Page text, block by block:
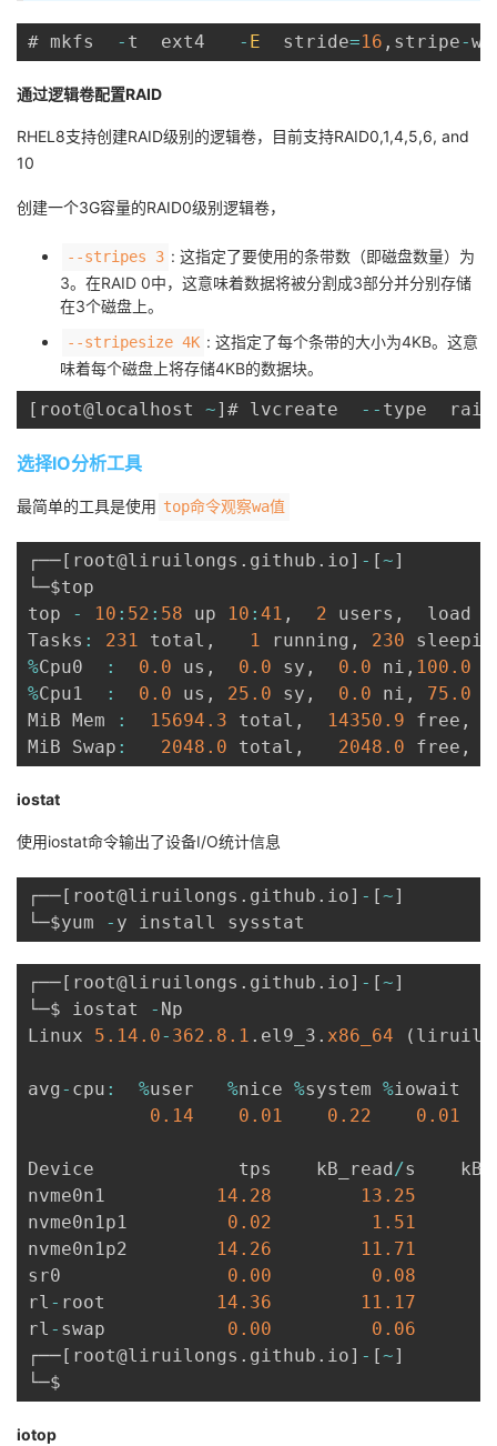
# mkfs - t  ext4 - E
  stride
=16 , stripe-
通过逻辑卷配置RAID
RHEL8支持创建RAID级别的逻辑卷，目前支持RAID0,1,4,5,6, and
10
创建一个3G容量的RAID0级别逻辑卷，
--stripes 3 : 这指定了要使用的条带数（即磁盘数量）为
3。在RAID 0中，这意味着数据将被分割成3部分并分别存储
在3个磁盘上。
--stripesize 4K : 这指定了每个条带的大小为4KB。这意
味着每个磁盘上将存储4KB的数据块。
[ root@localhost ~] # lvcreate -- type
选择IO分析工具
最简单的工具是使用 top命令观察wa值
┌──[ root@liruilongs . github . io] - [~]
└─$top
top
- 10 : 52 : 58 up 10 : 41 , 2 users ,
load
Tasks : 231 total , 1 running , 230
%Cpu0 : 0.0 us , 0.0 sy , 0.0 ni , 100.0
%Cpu1 : 0.0 us , 25.0 sy , 0.0 ni , 75.0
MiB Mem
: 15694.3 total , 14350.9 free ,
MiB Swap : 2048.0 total , 2048.0 free ,
iostat
使用iostat命令输出了设备I/O统计信息
┌──[ root@liruilongs . github . io] - [~]
└─$yum
-
┌──[ root@liruilongs . github . io] - [~]
└─$ iostat
- Np
Linux 5.14 .0- 362.8 .1 . el9_3 . x86_64 (
avg - cpu : %user %nice %system %iowait
0.14
0.01 0.22 0.01
Device             tps    kB_read/s
nvme0n1
14.28
13.25
nvme0n1p1 0.02
1.51
nvme0n1p2
14.26
11.71
sr0 0.00
0.08
rl - root 14.36
11.17
rl - swap 0.00
0.06
┌──[ root@liruilongs . github . io] - [~]
iotop